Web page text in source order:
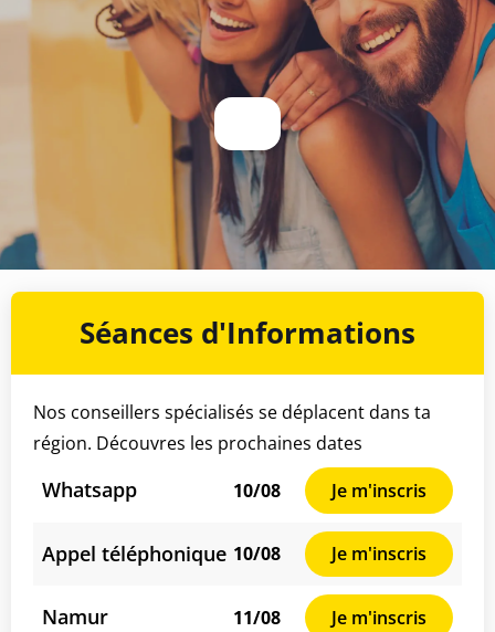
Séances d'Informations
Nos conseillers spécialisés se déplacent dans ta
région. Découvres les prochaines dates
Whatsapp 10/08 Je m'inscris
Appel téléphonique 10/08 Je m'inscris
Namur 11/08 Je m'inscris